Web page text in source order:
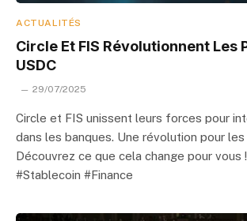
ACTUALITÉS
Circle Et FIS Révolutionnent Les
USDC
29/07/2025
Circle et FIS unissent leurs forces pour
dans les banques. Une révolution pour
Découvrez ce que cela change pour vous
#Stablecoin #Finance